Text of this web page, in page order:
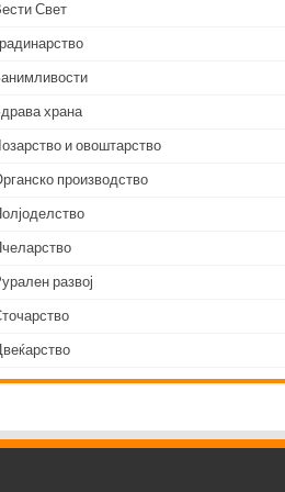
Свет
храна
и овоштарство
производство
развој